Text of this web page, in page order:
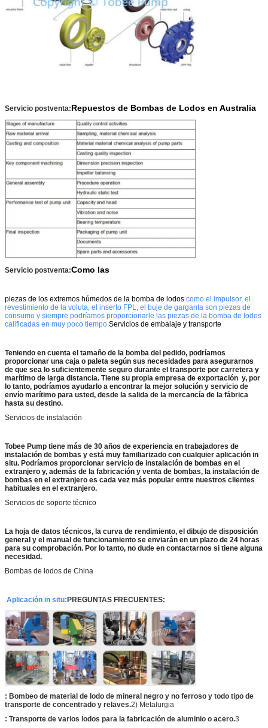
Servicio postventa:Repuestos de Bombas de Lodos en Australia
Servicio postventa:Como las
piezas de los extremos húmedos de la bomba de lodos como el impulsor, el
revestimiento de la voluta, el inserto FPL, el buje de garganta son piezas de
consumo y siempre podríamos proporcionarle las piezas de la bomba de lodos
calificadas en muy poco tiempo. Servicios de embalaje y transporte
Teniendo en cuenta el tamaño de la bomba del pedido, podríamos
proporcionar una caja o paleta según sus necesidades para asegurarnos
de que sea lo suficientemente seguro durante el transporte por carretera y
marítimo de larga distancia. Tiene su propia empresa de exportación y, por
lo tanto, podríamos ayudarlo a encontrar la mejor solución y servicio de
envío marítimo para usted, desde la salida de la mercancía de la fábrica
hasta su destino.
Servicios de instalación
Tobee Pump tiene más de 30 años de experiencia en trabajadores de
instalación de bombas y está muy familiarizado con cualquier aplicación in
situ. Podríamos proporcionar servicio de instalación de bombas en el
extranjero y, además de la fabricación y venta de bombas, la instalación de
bombas en el extranjero es cada vez más popular entre nuestros clientes
habituales en el extranjero.
Servicios de soporte técnico
La hoja de datos técnicos, la curva de rendimiento, el dibujo de disposición
general y el manual de funcionamiento se enviarán en un plazo de 24 horas
para su comprobación. Por lo tanto, no dude en contactarnos si tiene alguna
necesidad.
Bombas de lodos de China
Aplicación in situ:PREGUNTAS FRECUENTES:
: Bombeo de material de lodo de mineral negro y no ferroso y todo tipo de
transporte de concentrado y relaves.2) Metalurgia
: Transporte de varios lodos para la fabricación de aluminio o acero.3